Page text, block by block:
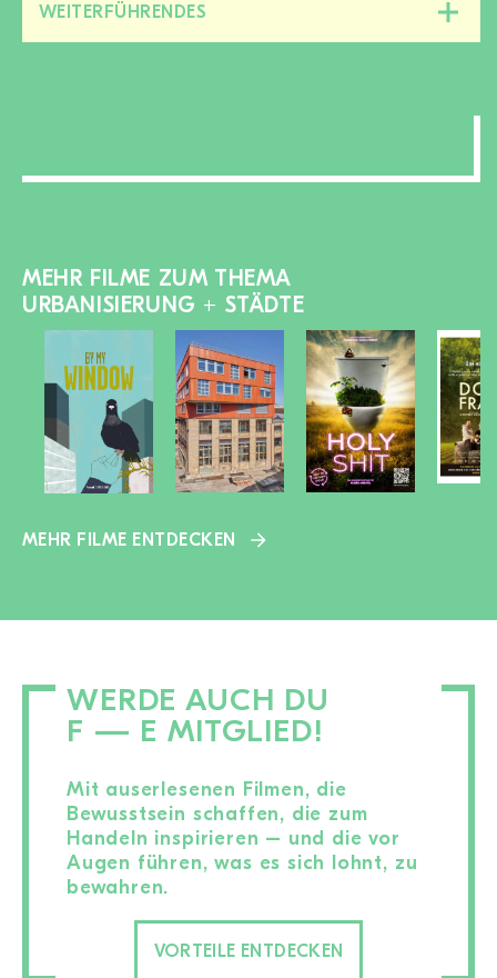
WEITERFÜHRENDES
Bereich
MEHR FILME ZUM THEMA
URBANISIERUNG + STÄDTE
MEHR FILME ENTDECKEN
WERDE AUCH DU
F — E MITGLIED!
Mit auserlesenen Filmen, die
Bewusstsein schaffen, die zum
Handeln inspirieren – und die vor
Augen führen, was es sich lohnt, zu
bewahren.
VORTEILE ENTDECKEN